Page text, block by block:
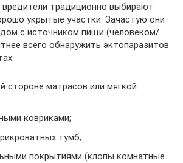
традиционно выбирают
укрытые участки. Зачастую они
с источником пищи (человеком/
всего обнаружить эктопаразитов
стороне матрасов или мягкой
ковриками;
тумб;
покрытиями (клопы комнатные